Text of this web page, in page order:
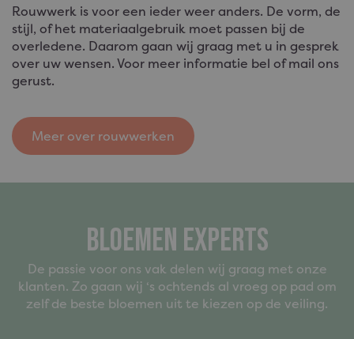
Rouwwerk is voor een ieder weer anders. De vorm, de
stijl, of het materiaalgebruik moet passen bij de
overledene. Daarom gaan wij graag met u in gesprek
over uw wensen. Voor meer informatie bel of mail ons
gerust.
Meer over rouwwerken
Bloemen experts
De passie voor ons vak delen wij graag met onze
klanten. Zo gaan wij ‘s ochtends al vroeg op pad om
zelf de beste bloemen uit te kiezen op de veiling.